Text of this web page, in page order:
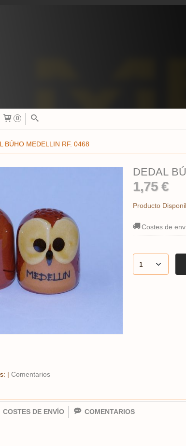
0
BÚHO MEDELLIN RF. 0468
DEDAL
1,75 €
Producto
Costes de
| Comentarios
COSTES DE ENVÍO COMENTARIOS